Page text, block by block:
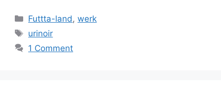
Categories
Futtta-land,werk
Tags
urinoir
1 Comment